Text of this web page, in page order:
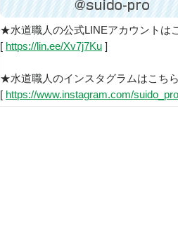
★水道職人の公式LINEアカウントは
[ https://lin.ee/Xv7j7Ku ]
★水道職人のインスタグラムはこちら
[ https://www.instagram.com/